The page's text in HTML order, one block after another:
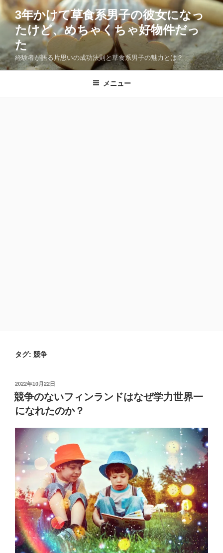
コ
ン
ツ
へ
3年かけて草食系男子の彼女になっ
たけど、めちゃくちゃ好物件だっ
た
経験者が語る片思いの成功法則と草食系男子の魅力とは？
メニュー
タグ: 競争
投
稿
日:
2022年10月22日
競争のないフィンランドはなぜ学力世界一
になれたのか？